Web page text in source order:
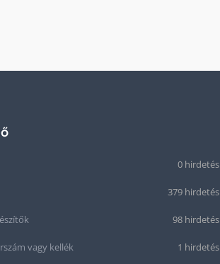
0 hirdetés
379 hirdetés
98 hirdetés
vagy kellék 1 hirdetés